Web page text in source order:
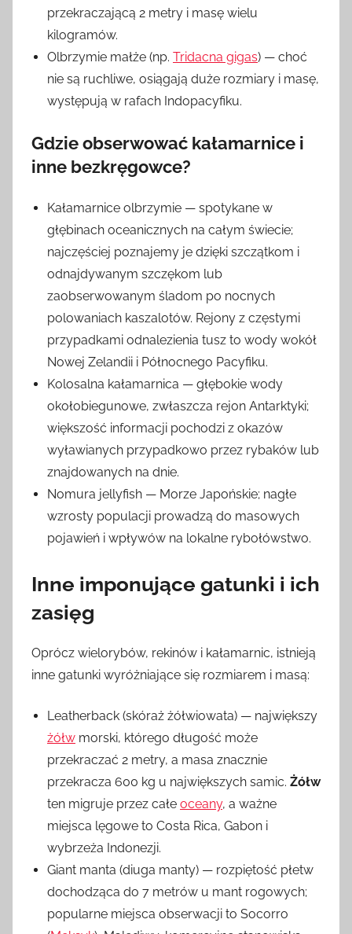
przekraczającą 2 metry i masę wielu
kilogramów.
Olbrzymie małże (np. Tridacna gigas) — choć
nie są ruchliwe, osiągają duże rozmiary i masę,
występują w rafach Indopacyfiku.
Gdzie obserwować kałamarnice i
inne bezkręgowce?
Kałamarnice olbrzymie — spotykane w
głębinach oceanicznych na całym świecie;
najczęściej poznajemy je dzięki szczątkom i
odnajdywanym szczękom lub
zaobserwowanym śladom po nocnych
polowaniach kaszalotów. Rejony z częstymi
przypadkami odnalezienia tusz to wody wokół
Nowej Zelandii i Północnego Pacyfiku.
Kolosalna kałamarnica — głębokie wody
okołobiegunowe, zwłaszcza rejon Antarktyki;
większość informacji pochodzi z okazów
wyławianych przypadkowo przez rybaków lub
znajdowanych na dnie.
Nomura jellyfish — Morze Japońskie; nagłe
wzrosty populacji prowadzą do masowych
pojawień i wpływów na lokalne rybołówstwo.
Inne imponujące gatunki i ich
zasięg
Oprócz wielorybów, rekinów i kałamarnic, istnieją
inne gatunki wyróżniające się rozmiarem i masą:
Leatherback (skóraż żółwiowata) — największy
żółw morski, którego długość może
przekraczać 2 metry, a masa znacznie
przekracza 600 kg u największych samic. Żółw
ten migruje przez całe oceany, a ważne
miejsca lęgowe to Costa Rica, Gabon i
wybrzeża Indonezji.
Giant manta (diuga manty) — rozpiętość płetw
dochodząca do 7 metrów u mant rogowych;
popularne miejsca obserwacji to Socorro